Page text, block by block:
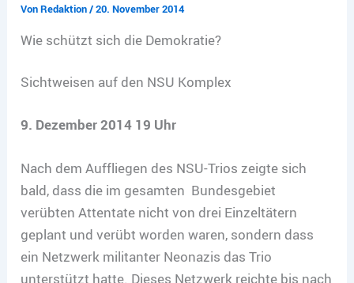
VonRedaktion/20. November 2014
Wie schützt sich die Demokratie?
Sichtweisen auf den NSU Komplex
9. Dezember 2014 19 Uhr
Nach dem Auffliegen des NSU-Trios zeigte sich
bald, dass die im gesamten Bundesgebiet
verübten Attentate nicht von drei Einzeltätern
geplant und verübt worden waren, sondern dass
ein Netzwerk militanter Neonazis das Trio
unterstützt hatte. Dieses Netzwerk reichte bis nach